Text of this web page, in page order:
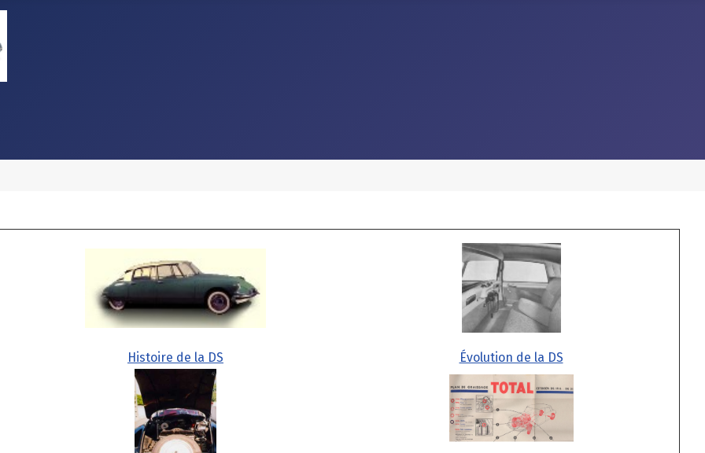
Histoire de la DS Évolution de la DS